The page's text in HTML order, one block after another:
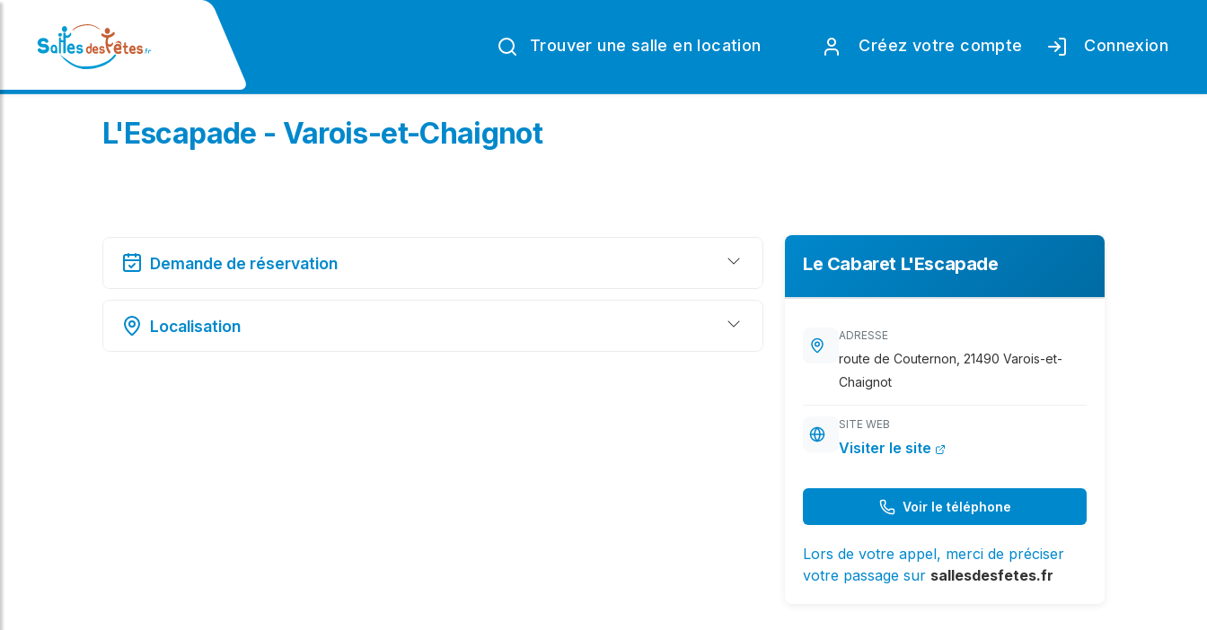
Trouver une salle en location Créez votre compte Connexion
L'Escapade - Varois-et-Chaignot
Demande de réservation
Localisation
Le Cabaret L'Escapade
ADRESSE
route de Couternon, 21490 Varois-et-
Chaignot
SITE WEB
Visiter le site
Voir le téléphone
Lors de votre appel, merci de préciser
votre passage sur sallesdesfetes.fr